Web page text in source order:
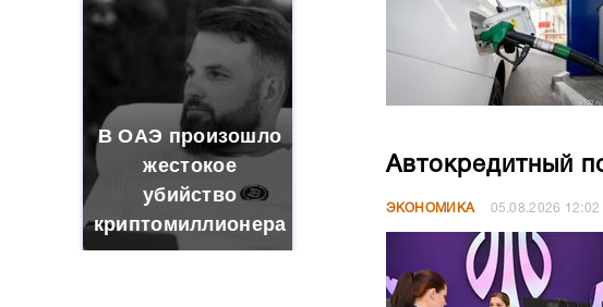
В ОАЭ произошло
жестокое
убийство
криптомиллионера
Автокредитный
ЭКОНОМИКА 05.08.2026 12:02